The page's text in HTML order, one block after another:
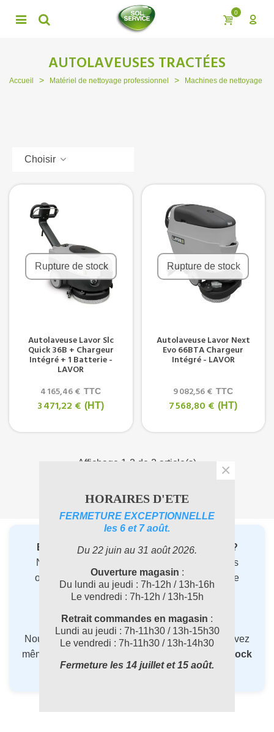
0
AUTOLAVEUSES TRACTÉES
Accueil > Matériel de nettoyage professionnel > Machines de nettoyage
Choisir
Rupture de stock
Autolaveuse Lavor Slc
Quick 36B + Chargeur
Intégré + 1 Batterie -
LAVOR
4 165,46 € TTC
3 471,22 € (HT)
Rupture de stock
Autolaveuse Lavor Next
Evo 66BTA Chargeur
Intégré - LAVOR
9 082,56 € TTC
7 568,80 € (HT)
Affichage 1-2 de 2 article(s)
Besoin d’un conseil avant de commander ?
Nos
vous
orientent vers lameilleure solution
selon votre
usage et vos contraintes.
?Appelez-nous au 04 72 78 87 87
Nous vous conseillons gratuitement, et vous pouvez
même
commander les articles en rupture de stock
directement par téléphone.
HORAIRES D'ETE
FERMETURE EXCEPTIONNELLE
les 6 et 7 août.
Du 22 juin au 31 août 2026.
Ouverture magasin :
Du lundi au jeudi : 7h-12h / 13h-16h
Le vendredi : 7h-12h / 13h-15h
Retrait commandes en magasin :
Lundi au jeudi : 7h-11h30 / 13h-15h30
Le vendredi : 7h-11h30 / 13h-14h30
Fermeture les 14 juillet et 15 août.
×